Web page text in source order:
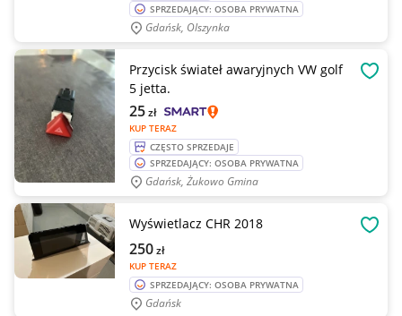
SPRZEDAJĄCY: OSOBA PRYWATNA
Gdańsk, Olszynka
Przycisk świateł awaryjnych VW golf
5 jetta.
KUP TERAZ
25zł
CZĘSTO SPRZEDAJE
SPRZEDAJĄCY: OSOBA PRYWATNA
Gdańsk, Żukowo Gmina
Wyświetlacz CHR 2018
KUP TERAZ
250zł
SPRZEDAJĄCY: OSOBA PRYWATNA
Gdańsk